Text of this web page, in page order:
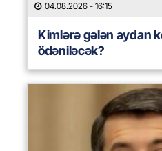
04.08.2026 - 16:15
Kimlərə gələn aydan
ödəniləcək?